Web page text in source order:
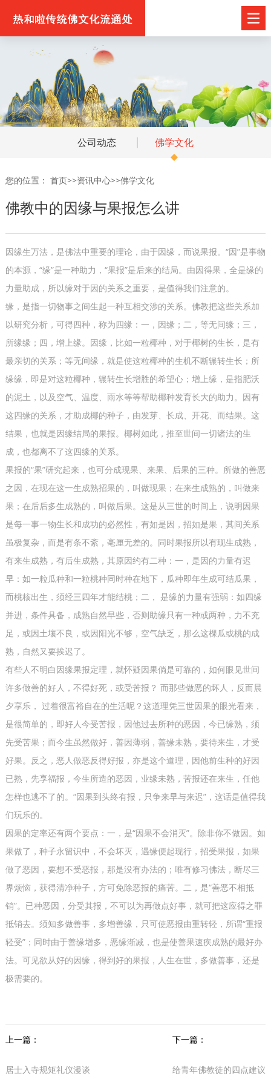
公司动态 佛学文化
您的位置： 首页>>资讯中心>>佛学文化
佛教中的因缘与果报怎么讲
因缘生万法，是佛法中重要的理论，由于因缘，而说果报。“因”是事物
的本源，“缘”是一种助力，“果报”是后来的结局。由因得果，全是缘的
力量助成，所以缘对于因的关系之重要，是值得我们注意的。
缘，是指一切物事之间生起一种互相交涉的关系。佛教把这些关系加
以研究分析，可得四种，称为四缘：一，因缘；二，等无间缘；三，
所缘缘；四，增上缘。因缘，比如一粒椰种，对于椰树的生长，是有
最亲切的关系；等无间缘，就是使这粒椰种的生机不断辗转生长；所
缘缘，即是对这粒椰种，辗转生长增胜的希望心；增上缘，是指肥沃
的泥土，以及空气、温度、雨水等等帮助椰种发育长大的助力。因有
这四缘的关系，才助成椰的种子，由发芽、长成、开花、而结果。这
结果，也就是因缘结局的果报。椰树如此，推至世间一切诸法的生
成，也都离不了这四缘的关系。
果报的“果”研究起来，也可分成现果、来果、后果的三种。所做的善恶
之因，在现在这一生成熟招果的，叫做现果；在来生成熟的，叫做来
果；在后后多生成熟的，叫做后果。这是从三世的时间上，说明因果
是每一事一物生长和成功的必然性，有如是因，招如是果，其间关系
虽极复杂，而是有条不紊，亳厘无差的。同时果报所以有现生成熟，
有来生成熟，有后生成熟，其原因约有二种：一，是因的力量有迟
早：如一粒瓜种和一粒桃种同时种在地下，瓜种即年生成可结瓜果，
而桃核出生，须经三四年才能结桃；二， 是缘的力量有强弱：如四缘
并进，条件具备，成熟自然早些，否则助缘只有一种或两种，力不充
足，或因土壤不良，或因阳光不够，空气缺乏，那么这棵瓜或桃的成
熟，自然又要挨迟了。
有些人不明白因缘果报定理，就怀疑因果倘是可靠的，如何眼见世间
许多做善的好人，不得好死，或受苦报？ 而那些做恶的坏人，反而晨
夕享乐， 过着很富裕自在的生活呢？这道理凭三世因果的眼光看来，
是很简单的，即好人今受苦报，因他过去所种的恶因，今已缘熟，须
先受苦果；而今生虽然做好，善因薄弱，善缘未熟，要待来生，才受
好果。反之，恶人做恶反得好报，亦是这个道理，因他前生种的好因
已熟，先享福报，今生所造的恶因，业缘未熟，苦报还在来生，任他
怎样也逃不了的。“因果到头终有报，只争来早与来迟”，这话是值得我
们玩乐的。
因果的定率还有两个要点：一，是“因果不会消灭”。除非你不做因。如
果做了，种子永留识中，不会坏灭，遇缘便起现行，招受果报，如果
做了恶因，要想不受恶报，那是没有办法的；唯有修习佛法，断尽三
界烦恼，获得清净种子，方可免除恶报的痛苦。二，是“善恶不相抵
销”。已种恶因，分受其报，不可以为再做点好事，就可把这应得之罪
抵销去。须知多做善事，多增善缘，只可使恶报由重转轻，所谓“重报
轻受”；同时由于善缘增多，恶缘渐减，也是使善果速疾成熟的最好办
法。可见欲从好的因缘，得到好的果报，人生在世，多做善事，还是
极需要的。
上一篇：
居士入寺规矩礼仪漫谈
下一篇：
给青年佛教徒的四点建议